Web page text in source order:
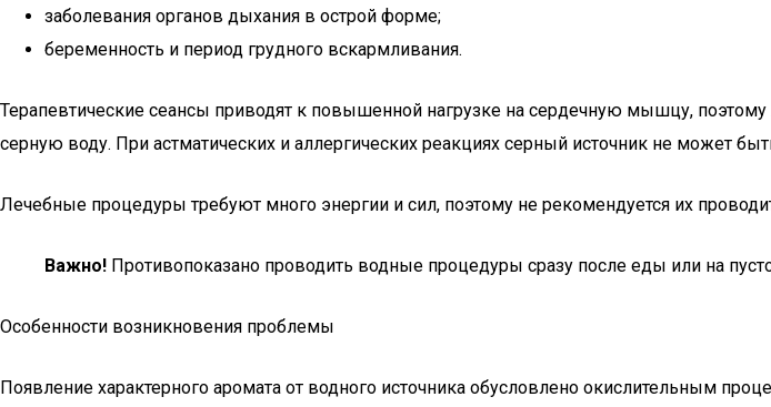
заболевания органов дыхания в острой форме;
беременность и период грудного вскармливания.
Терапевтические сеансы приводят к повышенной нагрузке на сердечную мышцу,
серную воду. При астматических и аллергических реакциях серный источник не может
Лечебные процедуры требуют много энергии и сил, поэтому не рекомендуется их
Важно! Противопоказано проводить водные процедуры сразу после еды или на
Особенности возникновения проблемы
Появление характерного аромата от водного источника обусловлено окислительным